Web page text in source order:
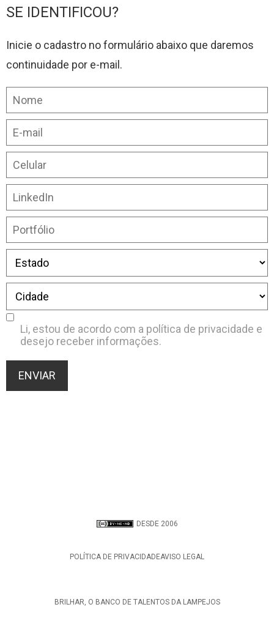
SE IDENTIFICOU?
Inicie o cadastro no formulário abaixo que daremos
continuidade por e-mail.
Li, estou de acordo com a política de privacidade e
desejo receber informações.
DESDE 2006
POLÍTICA DE PRIVACIDADEAVISO LEGAL
BRILHAR, O BANCO DE TALENTOS DA LAMPEJOS